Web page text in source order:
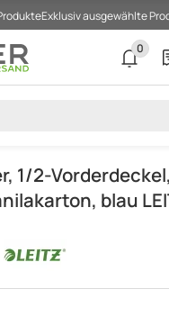
Exklusiv ausgewählte
0
0 neue
1/2-
blau